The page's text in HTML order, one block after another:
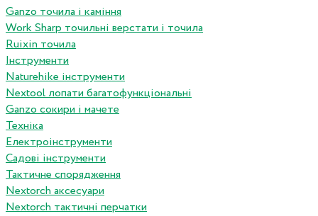
Ganzo точила і каміння
Work Sharp точильні верстати і точила
Ruixin точила
Інструменти
Naturehike інструменти
Nextool лопати багатофункціональні
Ganzo сокири і мачете
Техніка
Електроінструменти
Садові інструменти
Тактичне спорядження
Nextorch аксесуари
Nextorch тактичні перчатки